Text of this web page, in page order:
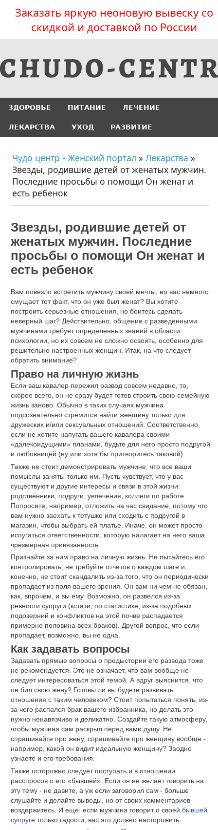
Заказать яркую неоновую вывеску со
скидкой и доставкой по России
ЗДОРОВЬЕ ПИТАНИЕ ЛЕЧЕНИЕ
ЛЕКАРСТВА УХОД РАЗВИТИЕ
Чудо центр - Женский портал » Лекарства »
Звезды, родившие детей от женатых мужчин.
Последние просьбы о помощи Он женат и
есть ребенок
Звезды, родившие детей от
женатых мужчин. Последние
просьбы о помощи Он женат и
есть ребенок
Вам повезло встретить мужчину своей мечты, но вас немного
смущает тот факт, что он уже был женат? Вы хотите
построить серьезные отношения, но боитесь сделать
неверный шаг? Действительно, общение с разведенными
мужчинами требует определенных знаний в области
психологии, но их совсем не сложно освоить, особенно для
решительно настроенных женщин. Итак, на что следует
обратить внимание?
Право на личную жизнь
Если ваш кавалер пережил развод совсем недавно, то,
скорее всего, он не сразу будет готов строить свою семейную
жизнь заново. Обычно в таких случаях мужчина
подсознательно стремится найти женщину только для
дружеских и/или сексуальных отношений. Соответственно,
если не хотите напугать вашего кавалера своими
«далекоидущими» планами, будьте для него просто подругой
и любовницей (ну или хотя бы притворитесь таковой).
Также не стоит демонстрировать мужчине, что все ваши
помыслы заняты только им. Пусть чувствует, что у вас
существуют и другие интересы и связи в этой жизни:
родственники, подруги, увлечения, коллеги по работе.
Попросите, например, отложить на час свидание, потому что
вам нужно заехать к тетушке или сходить с подругой в
магазин, чтобы выбрать ей платье. Иначе, он может просто
испугаться ответственности, которую налагает на него ваша
чрезмерная привязанность.
Признайте за ним право на личную жизнь. Не пытайтесь его
контролировать, не требуйте отчетов о каждом шаге и,
конечно, не стоит скандалить из-за того, что он периодически
пропадает из поля вашего зрения. Он вам ни чем не обязан,
как, впрочем, и вы ему. Возможно, он развелся из-за
ревности супруги (кстати, по статистике, из-за подобных
подозерний и конфликтов на этой почве распадается
примерно половина всех браков). Другой вопрос, что если
пропадает, возможно, вы не одна.
Как задавать вопросы
Задавать прямые вопросы о предыстории его развода тоже
не рекомендуется. Это не означает, что вам вообще не
следует интересоваться этой темой. А вдруг выяснится, что
он бил свою жену? Готовы ли вы будете развивать
отношения с таким человеком? Стоит попытаться понять, из-
за чего распался брак вашего избранника, но делать это
нужно ненавязчиво и деликатно. Создайте такую атмосферу,
чтобы мужчина сам раскрыл перед вами душу. Не
спрашивайте про жену, спрашивайте про женщину вообще -
например, какой он видит идеальную женщину? Заодно
узнаете и его требования.
Также осторожно следует поступать и в отношении
расспросов о его «бывшей». Если он не желает говорить на
эту тему - не давите, а уж если заговорил сам - больше
слушайте и делайте выводы, но от своих комментариев
воздержитесь. И еще: если мужчина говорит о своей бывшей
супруге только гадости, вас это должно насторожить.